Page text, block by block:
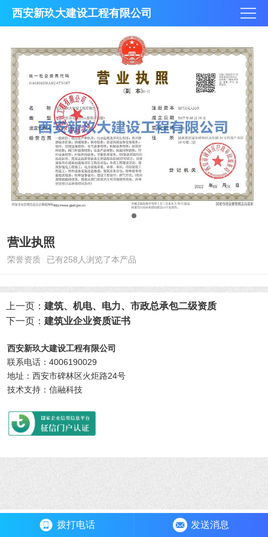
西安新玖大建设工程有限公司
营业执照
荣誉资质 已有258人浏览了本产品
上一页： 建筑、机电、电力、市政总承包二级资质
下一页： 建筑业企业资质证书
西安新玖大建设工程有限公司
联系电话：4006190029
地址：西安市碑林区火炬路24号
技术支持：信融科技
拨打电话 发送消息